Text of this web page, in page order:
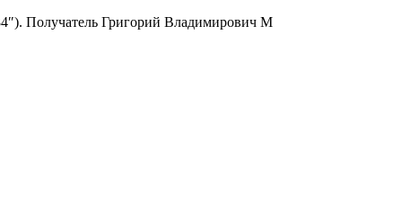
Получатель Григорий Владимирович М